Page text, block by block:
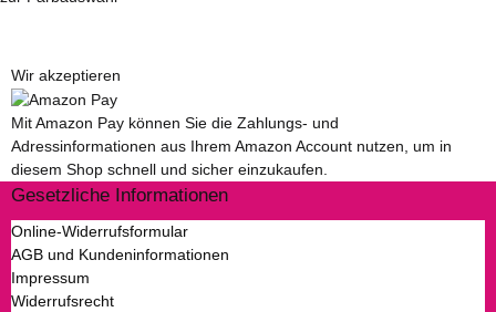
Wir akzeptieren
Mit Amazon Pay können Sie die Zahlungs- und
Adressinformationen aus Ihrem Amazon Account nutzen, um in
diesem Shop schnell und sicher einzukaufen.
Gesetzliche Informationen
Online-Widerrufsformular
AGB und Kundeninformationen
Impressum
Widerrufsrecht